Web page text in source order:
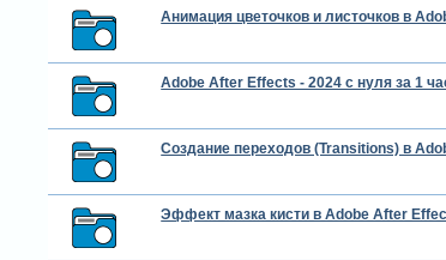
Анимация цветочков и листочков в
Adobe After Effects - 2024 с нуля за 1
Создание переходов (Transitions) в
Эффект мазка кисти в Adobe After